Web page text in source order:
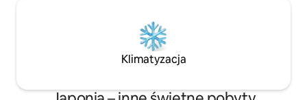
rezerwacja z co najmniej 4-dniowym
wyprzedzeniem. ◾️ W promieniu 10
minut jazdy samochodem znajduje się
kilka lokali, w których można coś zjeść i
samodzielnego gotowania ◾️ Bezpłatnie
również
Klimatyzacja